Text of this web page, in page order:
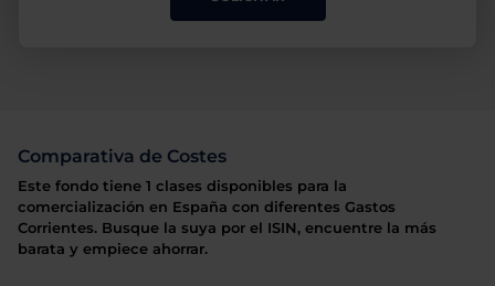
Comparativa de Costes
Este fondo tiene 1 clases disponibles para la
comercialización en España con diferentes Gastos
Corrientes. Busque la suya por el ISIN, encuentre la más
barata y empiece ahorrar.